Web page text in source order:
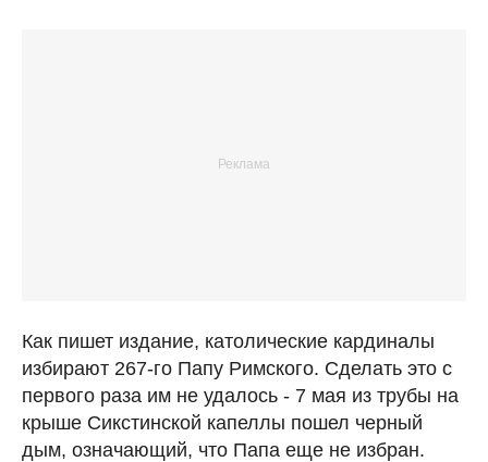
Как пишет издание, католические кардиналы
избирают 267-го Папу Римского. Сделать это с
первого раза им не удалось - 7 мая из трубы на
крыше Сикстинской капеллы пошел черный
дым, означающий, что Папа еще не избран.